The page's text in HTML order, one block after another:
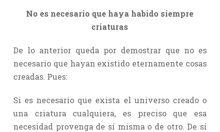
No es necesario que haya habido siempre
criaturas
De lo anterior queda por demostrar que no es
necesario que hayan existido eternamente cosas
creadas. Pues:
Si es necesario que exista el universo creado o
una criatura cualquiera, es preciso que esa
necesidad provenga de sí misma o de otro. De sí